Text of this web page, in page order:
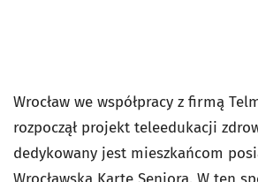
Wrocław we współpracy z firmą
rozpoczął projekt teleedukacji
dedykowany jest mieszkańcom